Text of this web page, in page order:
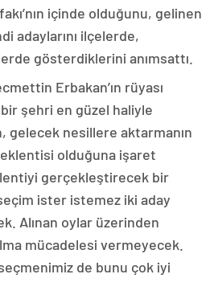
içinde olduğunu, gelinen
adaylarını ilçelerde,
gösterdiklerini anımsattı.
Erbakan’ın rüyası
şehri en güzel haliyle
gelecek nesillere aktarmanın
olduğuna işaret
gerçekleştirecek bir
ister istemez iki aday
Alınan oylar üzerinden
mücadelesi vermeyecek.
de bunu çok iyi